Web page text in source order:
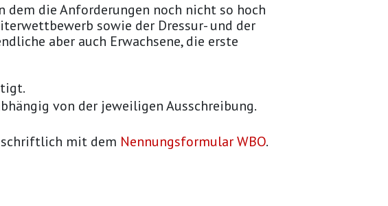
dem die Anforderungen noch nicht so hoch
sowie der Dressur- und der
aber auch Erwachsene, die erste
von der jeweiligen Ausschreibung.
mit dem Nennungsformular WBO.